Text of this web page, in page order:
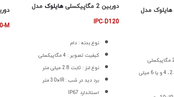
نوع لنز : ثابت (2.8، 4 و یا 6 میلی
دوربین 2 مگاپیکسلی هایلوک مدل
IPC‐D120
نوع بدنه : دام
کیفیت تصویر : 4 مگاپیکسلی
نوع لنز : ثابت 2.8 میلی متر
برد دید در شب : IRه30 متر
استاندارد IP67
دوربین 1
M